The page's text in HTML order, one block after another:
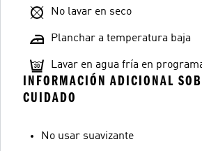
No lavar en seco
Planchar a temperatura baja
Lavar en agua fría en
INFORMACIÓN ADICIONAL
CUIDADO
No usar suavizante